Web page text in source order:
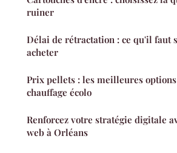
ruiner
Délai de rétractation : ce qu'il faut
acheter
Prix pellets : les meilleures
chauffage écolo
Renforcez votre stratégie digitale
web à Orléans